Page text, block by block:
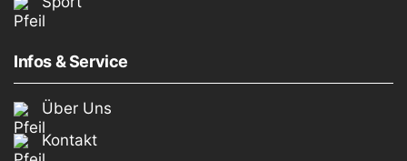
Infos & Service
Über Uns
Kontakt